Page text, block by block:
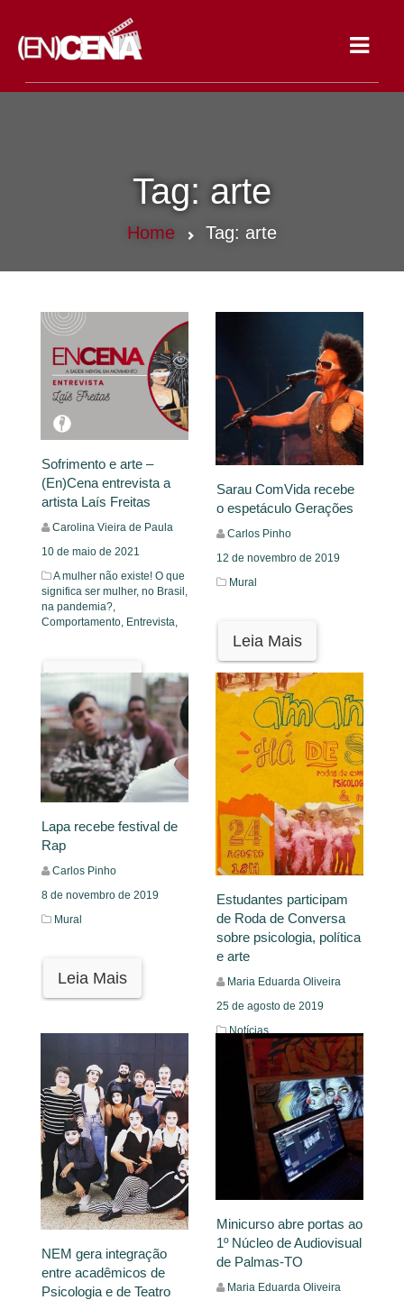
Tag: arte
Home Tag: arte
Sofrimento e arte –
(En)Cena entrevista a
artista Laís Freitas
Carolina Vieira de Paula
10 de maio de 2021
A mulher não existe! O que
significa ser mulher, no Brasil,
na pandemia?,
Comportamento, Entrevista,
Leia Mais
Sarau ComVida recebe
o espetáculo Gerações
Carlos Pinho
12 de novembro de 2019
Mural
Leia Mais
Lapa recebe festival de
Rap
Carlos Pinho
8 de novembro de 2019
Mural
Leia Mais
Estudantes participam
de Roda de Conversa
sobre psicologia, política
e arte
Maria Eduarda Oliveira
25 de agosto de 2019
Notícias
Leia Mais
NEM gera integração
entre acadêmicos de
Psicologia e de Teatro
Minicurso abre portas ao
1º Núcleo de Audiovisual
de Palmas-TO
Maria Eduarda Oliveira